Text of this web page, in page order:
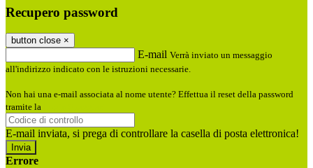
Recupero password
button close ×
E-mail Verrà inviato un messaggio
all'indirizzo indicato con le istruzioni necessarie.
Non hai una e-mail associata al nome utente? Effettua il reset della password
tramite la
E-mail inviata, si prega di controllare la casella di posta elettronica!
Errore